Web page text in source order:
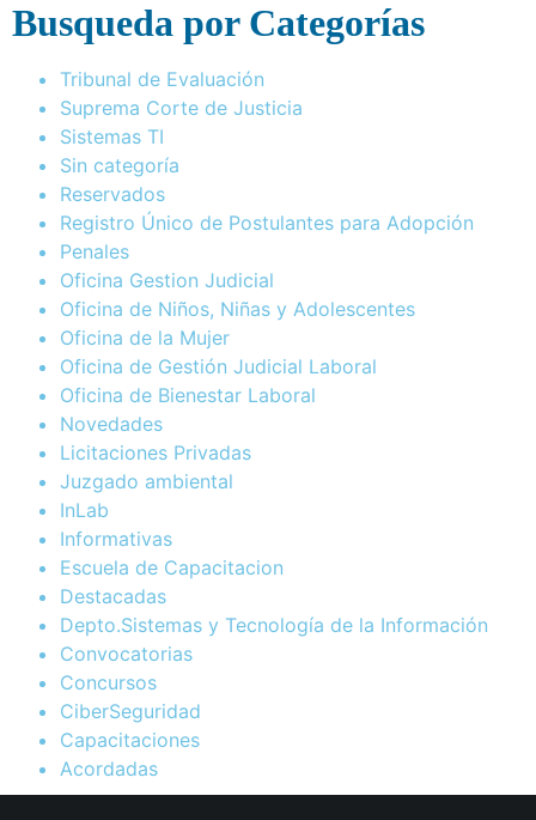
Busqueda por Categorías
Tribunal de Evaluación
Suprema Corte de Justicia
Sistemas TI
Sin categoría
Reservados
Registro Único de Postulantes para Adopción
Penales
Oficina Gestion Judicial
Oficina de Niños, Niñas y Adolescentes
Oficina de la Mujer
Oficina de Gestión Judicial Laboral
Oficina de Bienestar Laboral
Novedades
Licitaciones Privadas
Juzgado ambiental
InLab
Informativas
Escuela de Capacitacion
Destacadas
Depto.Sistemas y Tecnología de la Información
Convocatorias
Concursos
CiberSeguridad
Capacitaciones
Acordadas